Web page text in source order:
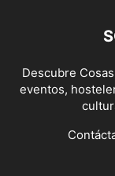
Descubre
eventos,